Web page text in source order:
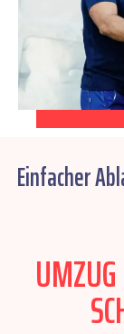
Einfacher